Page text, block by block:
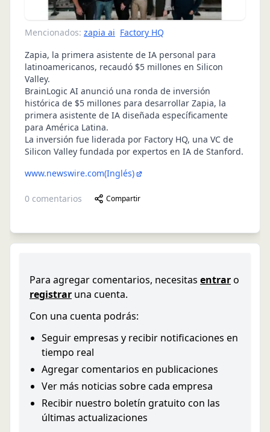
Mencionados: zapia ai Factory HQ
Zapia, la primera asistente de IA personal para
latinoamericanos, recaudó $5 millones en Silicon
Valley.
BrainLogic AI anunció una ronda de inversión
histórica de $5 millones para desarrollar Zapia, la
primera asistente de IA diseñada específicamente
para América Latina.
La inversión fue liderada por Factory HQ, una VC de
Silicon Valley fundada por expertos en IA de Stanford.
www.newswire.com(Inglés)
0 comentarios Compartir
Para agregar comentarios, necesitas entraro
registrar una cuenta.
Con una cuenta podrás:
Seguir empresas y recibir notificaciones en
tiempo real
Agregar comentarios en publicaciones
Ver más noticias sobre cada empresa
Recibir nuestro boletín gratuito con las
últimas actualizaciones